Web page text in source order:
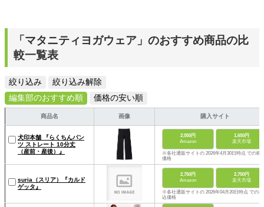
「マタニティヨガウェア」のおすすめ商品の比
較一覧表
絞り込み
絞り込み解除
編集部のおすすめ順
価格の安い順
商品名 画像 購入サイト
犬印本舗 『らくちんパン
ツ ストレート 10分丈
（産前・産後）』
2,050円
Amazon
1,650円
楽天市場
※各社通販サイトの 2026年4月30日時点 での税
価格
suria（スリア）『カルド
ゲッタ』
2,750円
Amazon
2,750円
楽天市場
※各社通販サイトの 2026年04月20日時点 での税
込価格